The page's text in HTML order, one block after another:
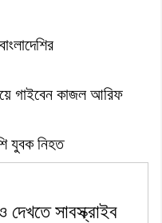
গাইবেন কাজল আরিফ
যুবক নিহত
সাবস্ক্রাইব